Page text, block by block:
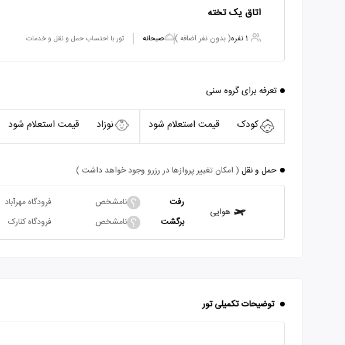
اتاق یک تخته
1 نفره ( بدون نفر اضافه ) صبحانه تور با احتساب حمل و نقل و خدمات
تعرفه برای گروه سنی
کودک قیمت استعلام شود نوزاد قیمت استعلام شود
حمل و نقل ( امکان تغییر پروازها در رزرو وجود خواهد داشت )
هوایی
رفت نامشخص فرودگاه مهرآباد
برگشت نامشخص فرودگاه کنارک
توضیحات تکمیلی تور